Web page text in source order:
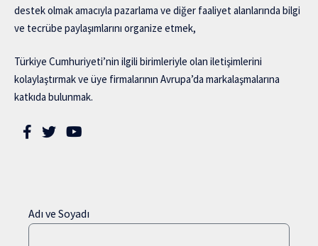
destek olmak amacıyla pazarlama ve diğer faaliyet alanlarında bilgi
ve tecrübe paylaşımlarını organize etmek,
Türkiye Cumhuriyeti’nin ilgili birimleriyle olan iletişimlerini
kolaylaştırmak ve üye firmalarının Avrupa’da markalaşmalarına
katkıda bulunmak.
Adı ve Soyadı